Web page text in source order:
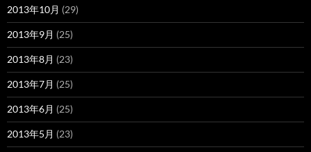
2013年10月 (29)
2013年9月 (25)
2013年8月 (23)
2013年7月 (25)
2013年6月 (25)
2013年5月 (23)